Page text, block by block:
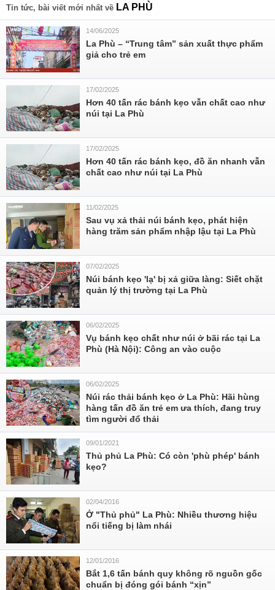
Tin tức, bài viết mới nhất về LA PHÙ
14/06/2025
La Phù – “Trung tâm” sản xuất thực phẩm
giả cho trẻ em
17/02/2025
Hơn 40 tấn rác bánh kẹo vẫn chất cao như
núi tại La Phù
17/02/2025
Hơn 40 tấn rác bánh kẹo, đồ ăn nhanh vẫn
chất cao như núi tại La Phù
11/02/2025
Sau vụ xả thải núi bánh kẹo, phát hiện
hàng trăm sản phẩm nhập lậu tại La Phù
07/02/2025
Núi bánh kẹo 'lạ' bị xả giữa làng: Siết chặt
quản lý thị trường tại La Phù
06/02/2025
Vụ bánh kẹo chất như núi ở bãi rác tại La
Phù (Hà Nội): Công an vào cuộc
06/02/2025
Núi rác thải bánh kẹo ở La Phù: Hãi hùng
hàng tấn đồ ăn trẻ em ưa thích, đang truy
tìm người đổ thải
09/01/2021
Thủ phủ La Phù: Có còn 'phù phép' bánh
kẹo?
02/04/2016
Ở "Thủ phủ" La Phù: Nhiều thương hiệu
nổi tiếng bị làm nhái
12/01/2016
Bắt 1,6 tấn bánh quy không rõ nguồn gốc
chuẩn bị đóng gói bánh “xịn”